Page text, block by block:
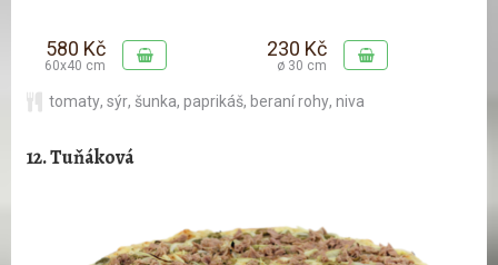
580 Kč
60x40 cm
230 Kč
ø 30 cm
tomaty, sýr, šunka, paprikáš, beraní rohy, niva
12. Tuňáková